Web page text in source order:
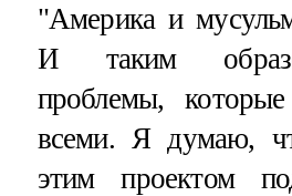
"Америка и
И таким
проблемы,
всеми. Я думаю,
этим проектом